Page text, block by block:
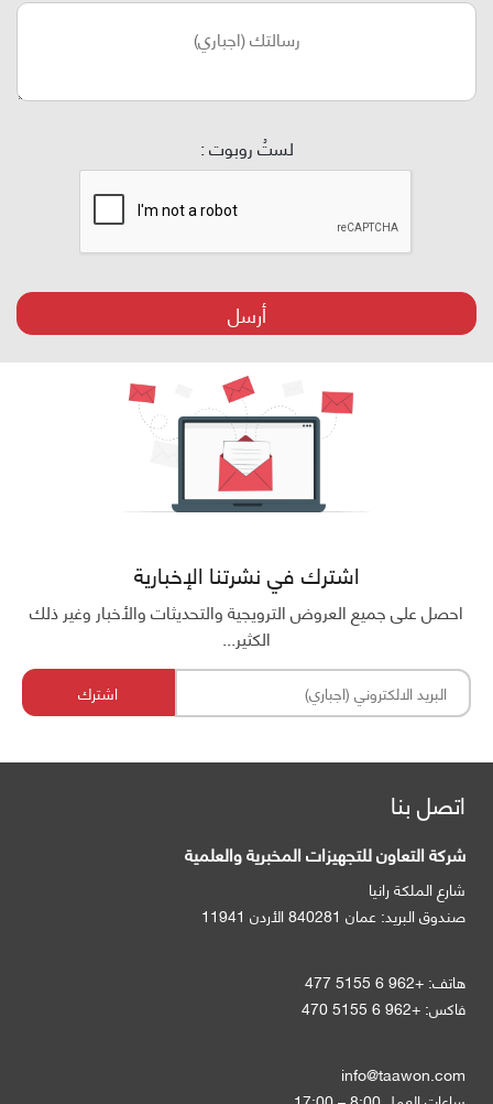
لستُ روبوت :
أرسل
اشترك في نشرتنا الإخبارية
احصل على جميع العروض الترويجية والتحديثات والأخبار وغير ذلك
الكثير...
اشترك
اتصل بنا
شركة التعاون للتجهيزات المخبرية والعلمية
شارع الملكة رانيا
صندوق البريد: عمان 840281 الأردن 11941
هاتف: +962 6 5155 477
فاكس: +962 6 5155 470
info@taawon.com